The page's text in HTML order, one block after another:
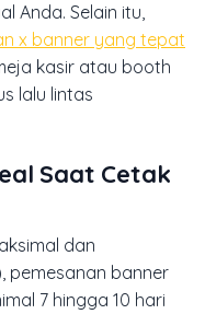
Anda. Selain itu,
x banner yang tepat
kasir atau booth
lalu lintas
Saat Cetak
dan
pemesanan banner
7 hingga 10 hari